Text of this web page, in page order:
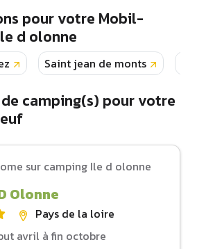
pour votre Mobil-
d olonne
Saint jean de monts
camping(s) pour votre
Olonne
Pays de la loire
avril à fin octobre